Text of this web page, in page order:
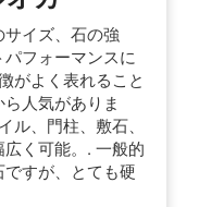
イズ、石の強
フォーマンスに
がよく表れること
人気がありま
ル、門柱、敷石、
く可能。. 一般的
すが、とても硬